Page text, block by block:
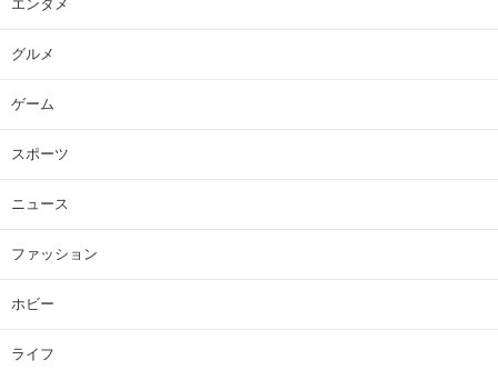
エンタメ
グルメ
ゲーム
スポーツ
ニュース
ファッション
ホビー
ライフ